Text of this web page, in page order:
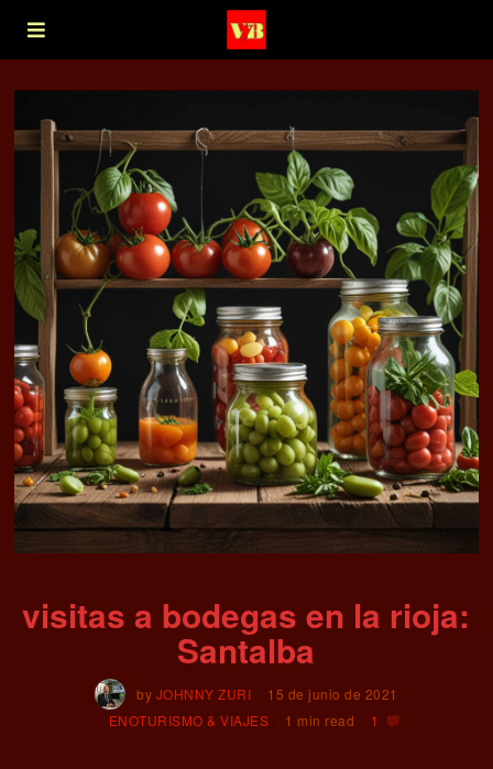
visitas a bodegas en la rioja:
Santalba
by JOHNNY ZURI
15 de junio de 2021
ENOTURISMO & VIAJES
1 min read 1